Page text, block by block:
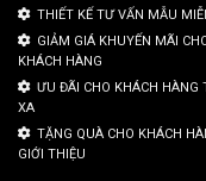
THIẾT KẾ TƯ VẤN MẪU
GIẢM GIÁ KHUYẾN MÃI
KHÁCH HÀNG
ƯU ĐÃI CHO KHÁCH HÀNG
XA
TẶNG QUÀ CHO KHÁCH
GIỚI THIỆU